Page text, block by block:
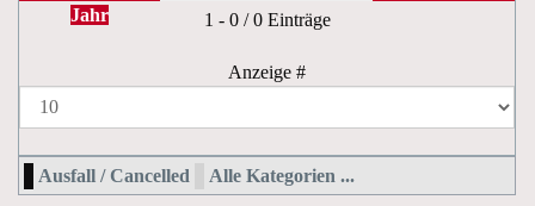
Jahr
Limite der Paginierungsliste
1 - 0 / 0 Einträge
Anzeige #
Ausfall / Cancelled Alle Kategorien ...